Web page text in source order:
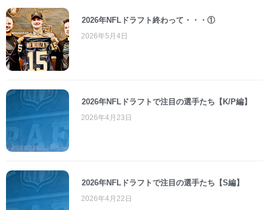
2026年NFLドラフト終わって・・・①
2026年5月4日
2026年NFLドラフトで注目の選手たち【K/P編】
2026年4月23日
2026年NFLドラフトで注目の選手たち【S編】
2026年4月22日